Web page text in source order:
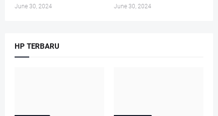
June 30, 2024 June 30, 2024
HP TERBARU